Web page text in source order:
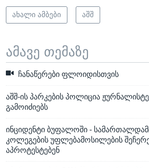
ახალი ამბები აშშ
ამავე თემაზე
ჩანაწერები ფლოიდისთვის
აშშ-ის პარკების პოლიცია
გამოიძიებს
ინციდენტი ბუფალოში -
კოლეგების უფლებამოსილების
აპროტესტებენ